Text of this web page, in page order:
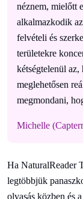
néznem, mielőtt
alkalmazkodik
felvételi és
területekre
kétségtelenül
meglehetősen
megmondani,
Michelle
Ha NaturalReader
legtöbbjük
olvasás közben és